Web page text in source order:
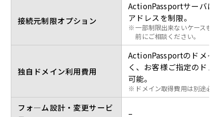
接続元制限オプション
ActionPassportサーバに
アドレスを制限。
※ 一部制限出来ないケースも
前にご相談ください。
独自ドメイン利用費用
ActionPassportのドメイ
く、お客様ご指定のドメ
可能。
※ ドメイン取得費用は別途必
フォ—ム設計・変更サービ
–